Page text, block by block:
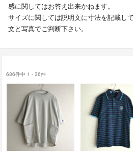
感に関してはお答え出来かねます。
サイズに関しては説明文に寸法を記載し
文と写真でご判断下さい。
636件中 1 - 36件